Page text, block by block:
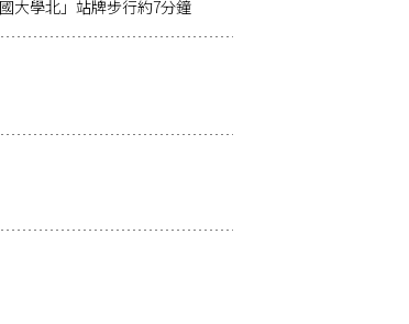
大學北」站牌步行約7分鐘